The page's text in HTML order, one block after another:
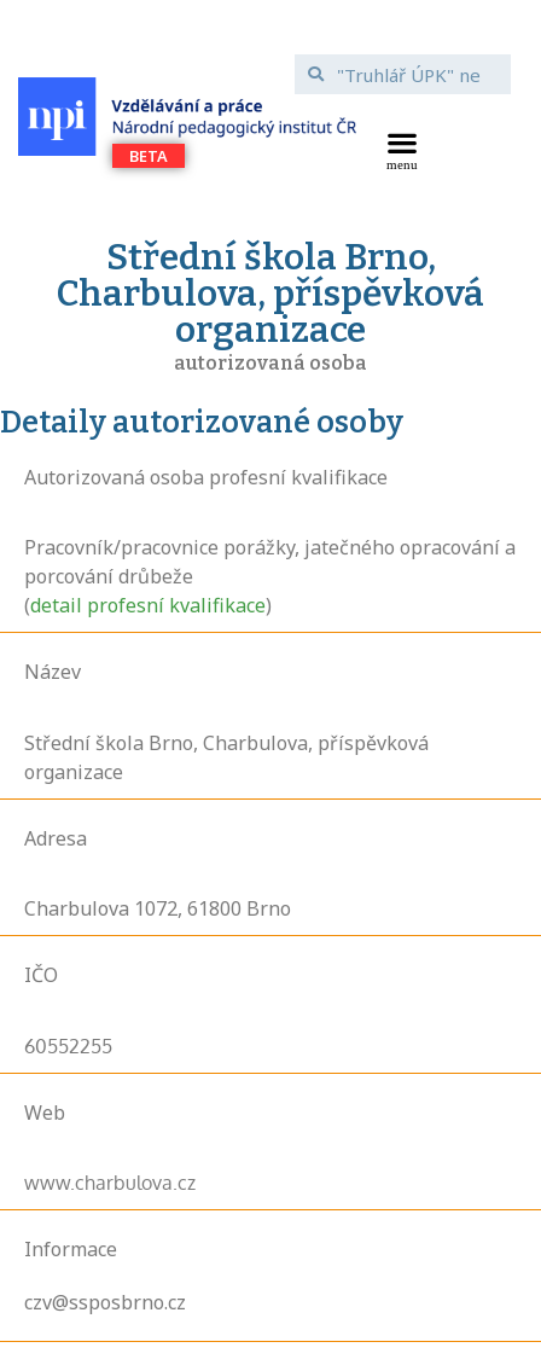
Střední škola Brno,
Charbulova, příspěvková
organizace
autorizovaná osoba
Detaily autorizované osoby
Autorizovaná osoba profesní kvalifikace
Pracovník/pracovnice porážky, jatečného opracování a
porcování drůbeže
(detail profesní kvalifikace)
Název
Střední škola Brno, Charbulova, příspěvková
organizace
Adresa
Charbulova 1072, 61800 Brno
IČO
60552255
Web
www.charbulova.cz
Informace
czv@ssposbrno.cz